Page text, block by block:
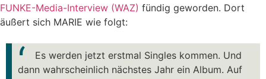
FUNKE-Media-Interview (WAZ) fündig geworden. Dort
äußert sich MARIE wie folgt:
Es werden jetzt erstmal Singles kommen. Und
dann wahrscheinlich nächstes Jahr ein Album. Auf